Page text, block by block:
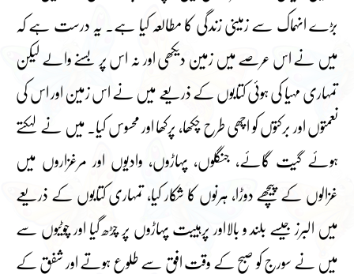
بڑے انہماک سے زمینی زندگی کا مطالعہ کیا ہے۔ یہ درست ہے کہ
میں نے اس عرصے میں زمین دیکھی اور نہ اس پر بسنے والے لیکن
تمہاری مہیا کی ہوئی کتابوں کے ذریعے میں نے اس زمین اور اس کی
نعمتوں اور برکتوں کو اچھی طرح چکھا، پرکھا اور محسوس کیا۔ میں نے لہکتے
ہوئے گیت گائے، جنگلوں، پہاڑوں، وادیوں اور مرغزاروں میں
غزالوں کے پیچھے دوڑا، ہرنوں کا شکار کیا، تمہاری کتابوں کے ذریعے
میں البرز جیسے بلند و بالااور پرہیبت پہاڑوں پر چڑھ گیا اور چوٹیوں سے
میں نے سورج کو صبح کے وقت افق سے طلوع ہوتے اور شفق کے